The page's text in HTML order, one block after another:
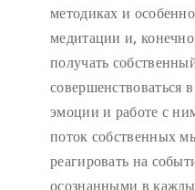
методиках и
медитации и,
получать
совершенствоваться
эмоции и работе с
поток собственных
реагировать на
осознанными в